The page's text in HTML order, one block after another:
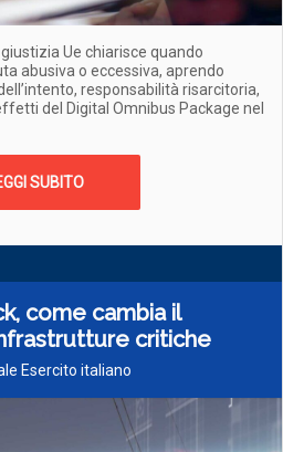
Ue chiarisce quando
abusiva o eccessiva, aprendo
responsabilità risarcitoria,
del Digital Omnibus Package nel
SUBITO
come cambia il
critiche
Esercito italiano